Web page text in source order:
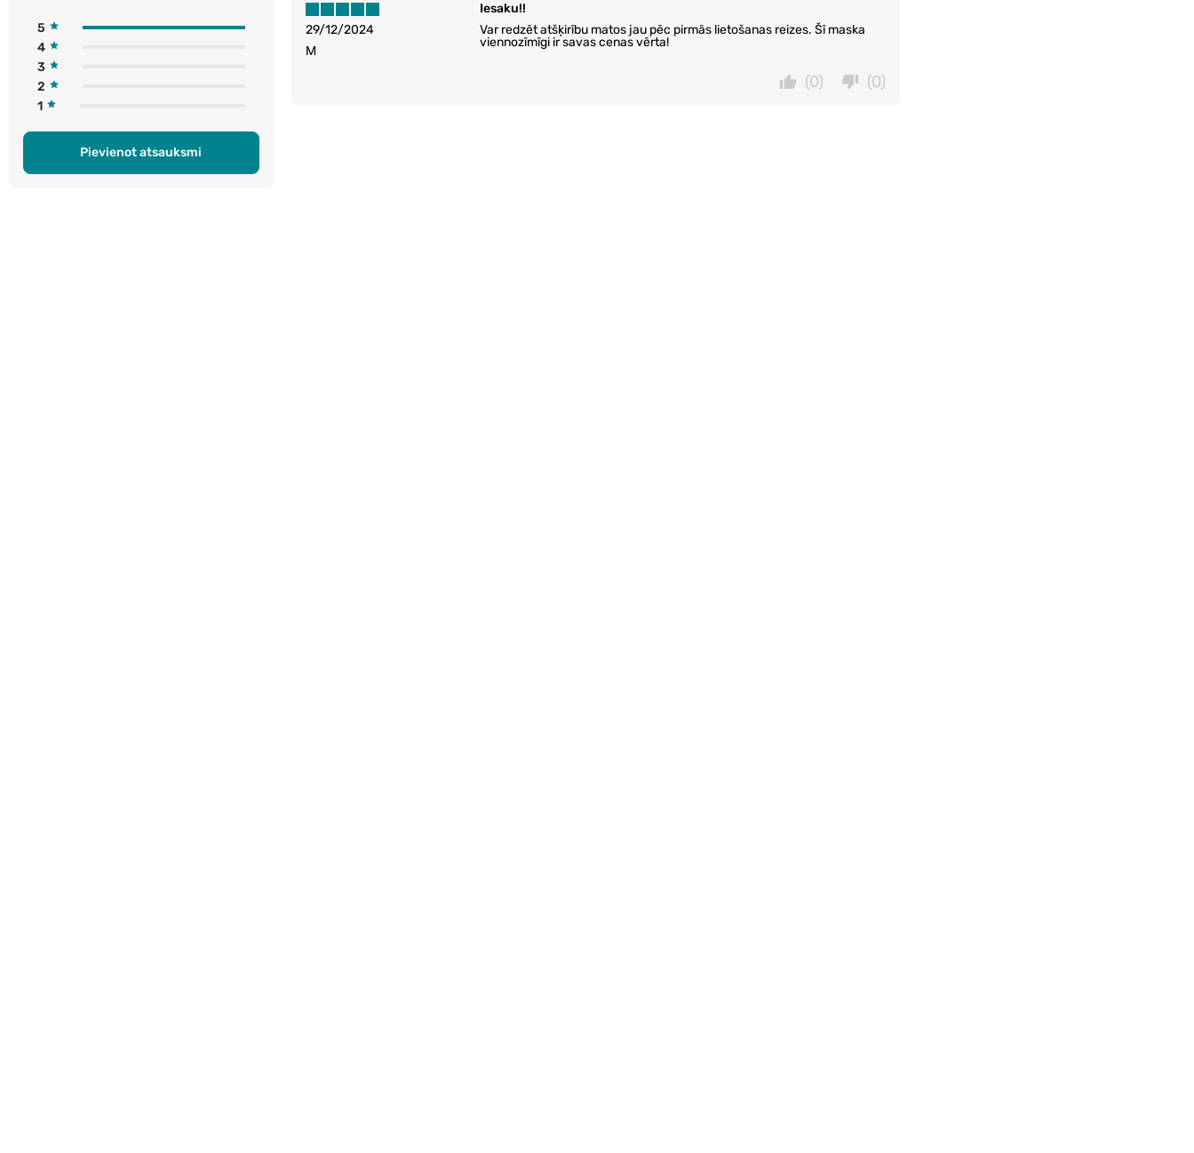
5
4
3
2
1
Pievienot atsauksmi
29/12/2024
Iesaku!!
Var redzēt atšķirību matos jau pēc pirmās lietošanas reizes. Šī maska
viennozīmīgi ir savas cenas vērta!
M
(0)
(0)